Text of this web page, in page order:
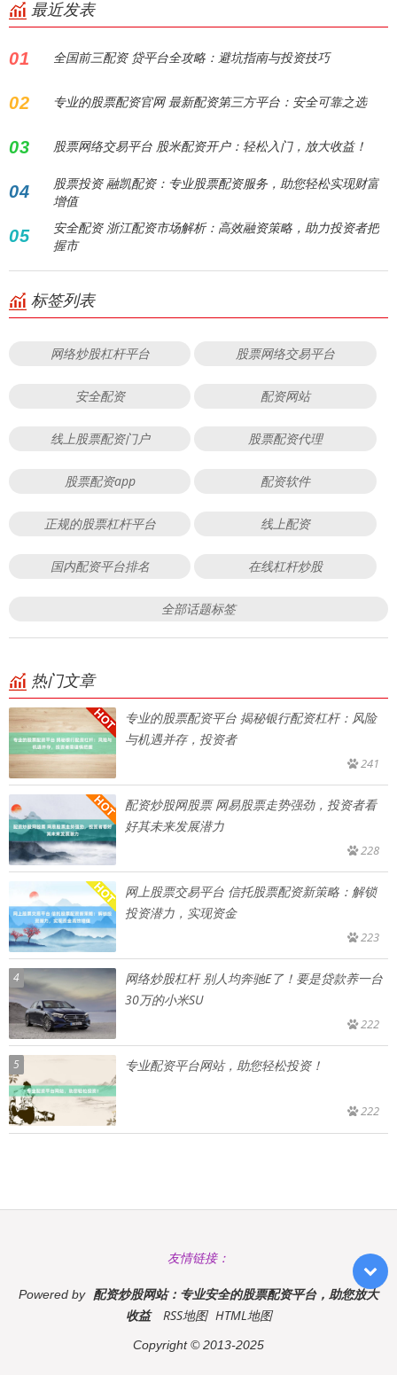
最近发表
01 全国前三配资 贷平台全攻略：避坑指南与投资技巧
02 专业的股票配资官网 最新配资第三方平台：安全可靠之选
03 股票网络交易平台 股米配资开户：轻松入门，放大收益！
04
股票投资 融凯配资：专业股票配资服务，助您轻松实现财富
增值
05
安全配资 浙江配资市场解析：高效融资策略，助力投资者把
握市
标签列表
网络炒股杠杆平台 股票网络交易平台
安全配资 配资网站
线上股票配资门户 股票配资代理
股票配资app 配资软件
正规的股票杠杆平台 线上配资
国内配资平台排名 在线杠杆炒股
全部话题标签
热门文章
专业的股票配资平台 揭秘银行配资杠杆：风险
与机遇并存，投资者
241
配资炒股网股票 网易股票走势强劲，投资者看
好其未来发展潜力
228
网上股票交易平台 信托股票配资新策略：解锁
投资潜力，实现资金
223
4
网络炒股杠杆 别人均奔驰E了！要是贷款养一台
30万的小米SU
222
5 专业配资平台网站，助您轻松投资！
222
友情链接：
Powered by 配资炒股网站：专业安全的股票配资平台，助您放大
收益
RSS地图 HTML地图
Copyright© 2013-2025